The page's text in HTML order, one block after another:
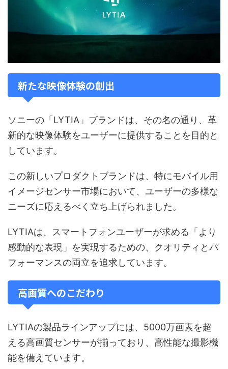
新たな映像体験の創出
ソニーの「LYTIA」ブランドは、その名の通り、革
新的な映像体験をユーザーに提供することを目的と
しています。
この新しいプロダクトブランドは、特にモバイル用
イメージセンサー市場において、ユーザーの多様な
ニーズに応えるべく立ち上げられました。
LYTIAは、スマートフォンユーザーが求める「より
感動的な表現」を実現するための、クオリティとパ
フォーマンスの両立を追求しています。
高画質へのこだわり
LYTIAの製品ラインアップには、5000万画素を超
える高画質センサーが揃っており、高性能な撮影機
能を備えています。